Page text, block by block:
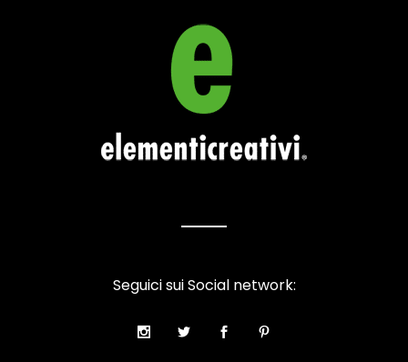
Seguici sui Social network: